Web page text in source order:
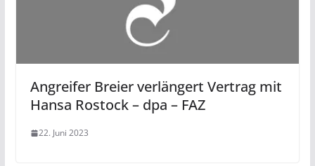
Angreifer Breier verlängert Vertrag mit
Hansa Rostock – dpa – FAZ
22. Juni 2023